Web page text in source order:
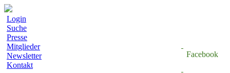
Login
Facebook
Suche
Presse
Mitglieder
Newsletter
Kontakt